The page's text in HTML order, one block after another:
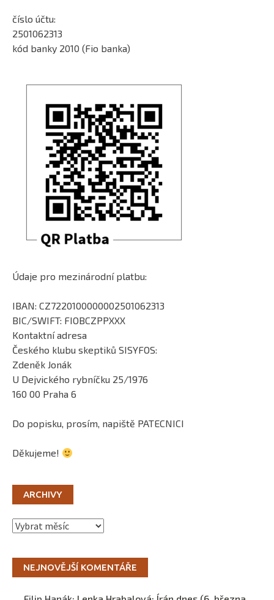
číslo účtu:
2501062313
kód banky 2010 (Fio banka)
Údaje pro mezinárodní platbu:
IBAN: CZ7220100000002501062313
BIC/SWIFT: FIOBCZPPXXX
Kontaktní adresa
Českého klubu skeptiků SISYFOS:
Zdeněk Jonák
U Dejvického rybníčku 25/1976
160 00 Praha 6
Do popisku, prosím, napiště PATECNICI
Děkujeme!
ARCHIVY
Archivy
NEJNOVĚJŠÍ KOMENTÁŘE